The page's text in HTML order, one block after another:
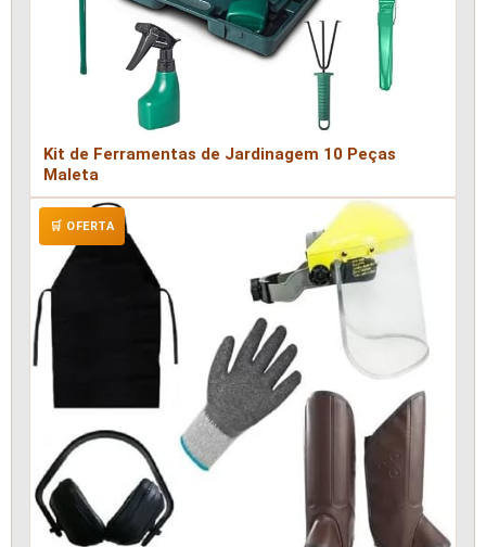
Kit de Ferramentas de Jardinagem 10 Peças
Maleta
🛒 OFERTA